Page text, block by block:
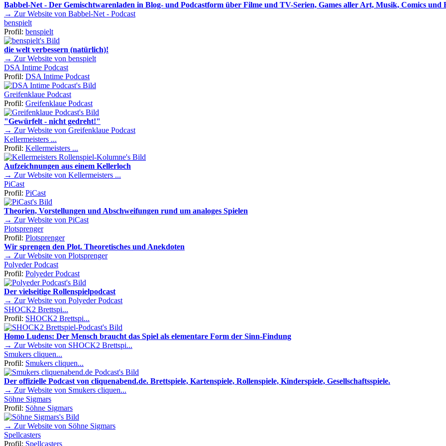
Babbel-Net - Der Gemischtwarenladen in Blog- und Podcastform über Filme und TV-Serien, Games aller Art, Musik, Comics und
→ Zur Website von Babbel-Net - Podcast
benspielt
Profil: benspielt
die welt verbessern (natürlich)!
→ Zur Website von benspielt
DSA Intime Podcast
Profil: DSA Intime Podcast
Greifenklaue Podcast
Profil: Greifenklaue Podcast
"Gewürfelt - nicht gedreht!"
→ Zur Website von Greifenklaue Podcast
Kellermeisters ...
Profil: Kellermeisters ...
Aufzeichnungen aus einem Kellerloch
→ Zur Website von Kellermeisters ...
PiCast
Profil: PiCast
Theorien, Vorstellungen und Abschweifungen rund um analoges Spielen
→ Zur Website von PiCast
Plotsprenger
Profil: Plotsprenger
Wir sprengen den Plot. Theoretisches und Anekdoten
→ Zur Website von Plotsprenger
Polyeder Podcast
Profil: Polyeder Podcast
Der vielseitige Rollenspielpodcast
→ Zur Website von Polyeder Podcast
SHOCK2 Brettspi...
Profil: SHOCK2 Brettspi...
Homo Ludens: Der Mensch braucht das Spiel als elementare Form der Sinn-Findung
→ Zur Website von SHOCK2 Brettspi...
Smukers cliquen...
Profil: Smukers cliquen...
Der offizielle Podcast von cliquenabend.de. Brettspiele, Kartenspiele, Rollenspiele, Kinderspiele, Gesellschaftsspiele.
→ Zur Website von Smukers cliquen...
Söhne Sigmars
Profil: Söhne Sigmars
→ Zur Website von Söhne Sigmars
Spellcasters
Profil: Spellcasters